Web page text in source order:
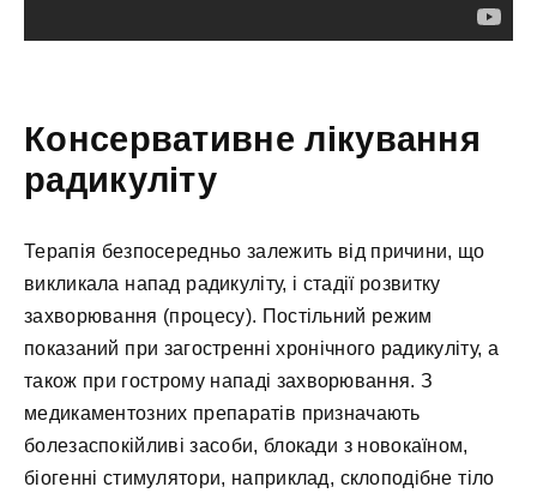
Консервативне лікування
радикуліту
Терапія безпосередньо залежить від причини, що
викликала напад радикуліту, і стадії розвитку
захворювання (процесу). Постільний режим
показаний при загостренні хронічного радикуліту, а
також при гострому нападі захворювання. З
медикаментозних препаратів призначають
болезаспокійливі засоби, блокади з новокаїном,
біогенні стимулятори, наприклад, склоподібне тіло